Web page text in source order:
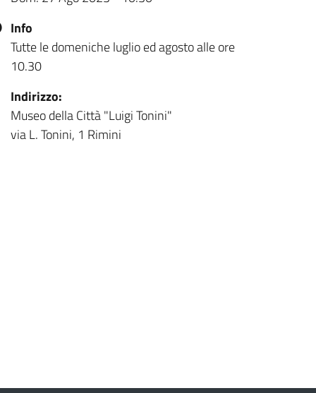
Info
Tutte le domeniche luglio ed agosto alle ore
10.30
Indirizzo:
Museo della Città "Luigi Tonini"
via L. Tonini, 1 Rimini